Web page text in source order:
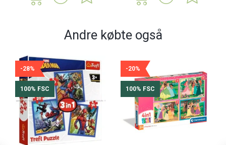
Andre købte også
-28%
100% FSC
-20%
100% FSC